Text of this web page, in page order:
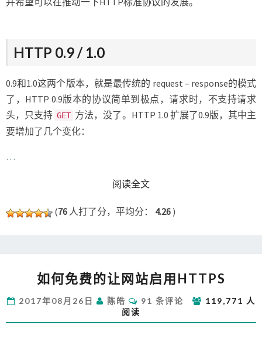
HTTP 0.9 / 1.0
0.9和1.0这两个版本，就是最传统的 request – response的模式
了，HTTP 0.9版本的协议简单到极点，请求时，不支持请求
头，只支持 GET 方法，没了。HTTP 1.0 扩展了0.9版，其中主
要增加了几个变化：
…
阅读全文READ MORE
(76 人打了分，平均分： 4.26 )
何
费
的
如何免费的让网站启用HTTPS
2017年08月26日 陈皓
评
论
91 条评论
119,771 人
阅读